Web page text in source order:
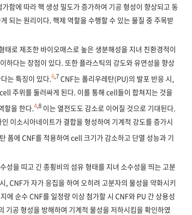
함에 따라 핵 생성 밀도가 증가하여 기공 형성이 향상되고 동
되는 원리이다. 핵제 역할을 수행할 수 있는 물질 중 주목받
로 제조한 바이오매스로 높은 생분해성을 지녀 친환경적이
하다는 장점이 있다. 또한 플라스틱의 강도와 유연성을 향상
는 특징이 있다. 6,7CNF는 폴리우레탄(PU)의 발포 반응 시,
주위를 둘러싸게 된다. 이를 통해 cell들이 합쳐지는 것을
할을 한다. 4,8 이는 열전도도 감소로 이어질 것으로 기대된다.
이소시아네이트가 결합을 형성하여 기계적 강도를 증가시
폼에 CNF를 적용하여 cell 크기가 감소하고 단열 성능과 기
성을 띠고 긴 종횡비의 섬유 형태를 지녀 소수성을 띄는 고분
, CNF가 자가 응집을 하여 오히려 고분자의 물성을 약화시키
순수 CNF를 일정량 이상 첨가할 시 CNF와 PU 간 상용성
기공 형성을 방해하며 기계적 물성을 저하시킴을 확인하였